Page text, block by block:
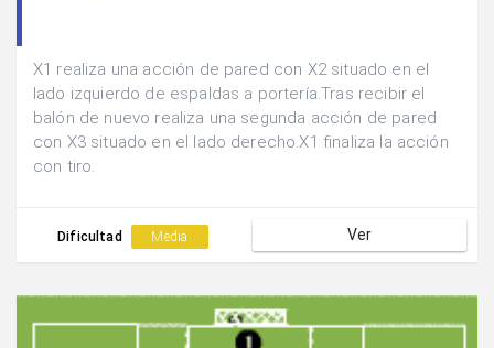
X1 realiza una acción de pared con X2 situado en el
lado izquierdo de espaldas a portería.Tras recibir el
balón de nuevo realiza una segunda acción de pared
con X3 situado en el lado derecho.X1 finaliza la acción
con tiro.
Dificultad Media Ver